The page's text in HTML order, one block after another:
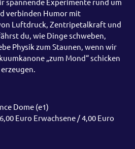
verbinden Humor mit
Luftdruck, Zentripetalkraft und
du, wie Dinge schweben,
Physik zum Staunen, wenn wir
„zum Mond“ schicken
Dome (e1)
Euro Erwachsene / 4,00 Euro